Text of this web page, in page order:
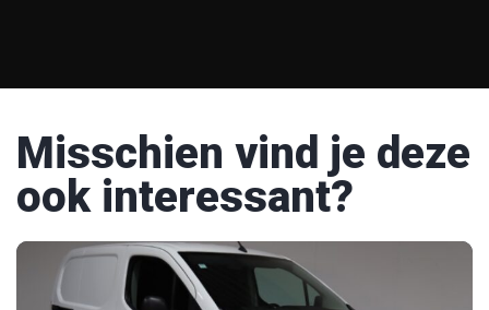
Misschien vind je deze
ook interessant?